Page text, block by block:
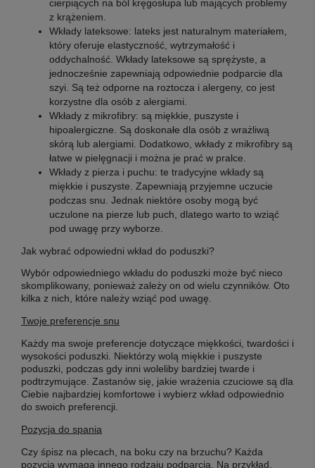
cierpiących na ból kręgosłupa lub mających problemy
z krążeniem.
Wkłady lateksowe: lateks jest naturalnym materiałem,
który oferuje elastyczność, wytrzymałość i
oddychalność. Wkłady lateksowe są sprężyste, a
jednocześnie zapewniają odpowiednie podparcie dla
szyi. Są też odporne na roztocza i alergeny, co jest
korzystne dla osób z alergiami.
Wkłady z mikrofibry: są miękkie, puszyste i
hipoalergiczne. Są doskonałe dla osób z wrażliwą
skórą lub alergiami. Dodatkowo, wkłady z mikrofibry są
łatwe w pielęgnacji i można je prać w pralce.
Wkłady z pierza i puchu: te tradycyjne wkłady są
miękkie i puszyste. Zapewniają przyjemne uczucie
podczas snu. Jednak niektóre osoby mogą być
uczulone na pierze lub puch, dlatego warto to wziąć
pod uwagę przy wyborze.
Jak wybrać odpowiedni wkład do poduszki?
Wybór odpowiedniego wkładu do poduszki może być nieco
skomplikowany, ponieważ zależy on od wielu czynników. Oto
kilka z nich, które należy wziąć pod uwagę.
Twoje preferencje snu
Każdy ma swoje preferencje dotyczące miękkości, twardości i
wysokości poduszki. Niektórzy wolą miękkie i puszyste
poduszki, podczas gdy inni woleliby bardziej twarde i
podtrzymujące. Zastanów się, jakie wrażenia czuciowe są dla
Ciebie najbardziej komfortowe i wybierz wkład odpowiednio
do swoich preferencji.
Pozycja do spania
Czy śpisz na plecach, na boku czy na brzuchu? Każda
pozycja wymaga innego rodzaju podparcia. Na przykład,